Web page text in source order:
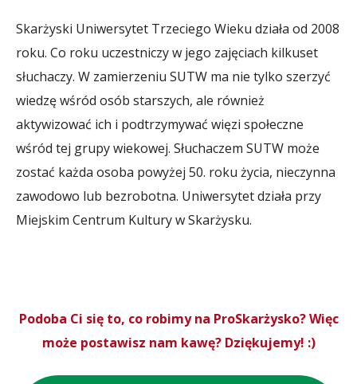
Skarżyski Uniwersytet Trzeciego Wieku działa od 2008
roku. Co roku uczestniczy w jego zajęciach kilkuset
słuchaczy. W zamierzeniu SUTW ma nie tylko szerzyć
wiedzę wśród osób starszych, ale również
aktywizować ich i podtrzymywać więzi społeczne
wśród tej grupy wiekowej. Słuchaczem SUTW może
zostać każda osoba powyżej 50. roku życia, nieczynna
zawodowo lub bezrobotna. Uniwersytet działa przy
Miejskim Centrum Kultury w Skarżysku.
Podoba Ci się to, co robimy na ProSkarżysko? Więc
może postawisz nam kawę? Dziękujemy! :)